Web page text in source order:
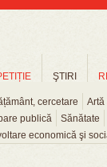
ŞTIRI
cercetare Artă
publică
Sănătate
economică şi